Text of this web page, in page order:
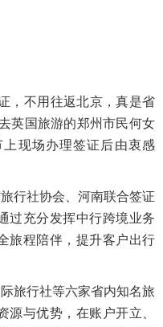
，不用往返北京，真是省
英国旅游的郑州市民何女
现场办理签证后由衷感
行社协会、河南联合签证
过充分发挥中行跨境业务
旅程陪伴，提升客户出行
旅行社等六家省内知名旅
源与优势，在账户开立、